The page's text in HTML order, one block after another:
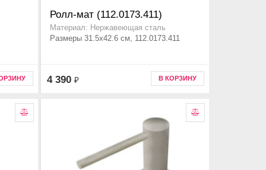
Ролл-мат (112.0173.411)
Материал: Нержавеющая сталь
Размеры 31.5x42.6 см, 112.0173.411
4 390 ₽ В КОРЗИНУ